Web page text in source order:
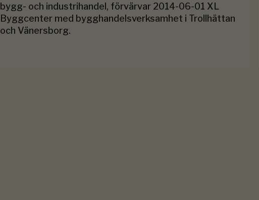
bygg- och industrihandel, förvärvar 2014-06-01 XL
Byggcenter med bygghandelsverksamhet i Trollhättan
och Vänersborg.